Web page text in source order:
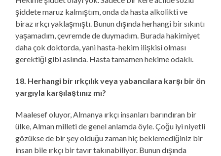
şiddete maruz kalmıştım, onda da hasta alkolikti ve
biraz ırkçı yaklaşmıştı. Bunun dışında herhangi bir sıkıntı
yaşamadım, çevremde de duymadım. Burada hakimiyet
daha çok doktorda, yani hasta-hekim ilişkisi olması
gerektiği gibi aslında. Hasta tamamen hekime odaklı.
18. Herhangi bir ırkçılık veya yabancılara karşı bir ön
yargıyla karşılaştınız mı?
Maalesef oluyor, Almanya ırkçı insanları barındıran bir
ülke, Alman milleti de genel anlamda öyle. Çoğu iyi niyetli
gözükse de bir şey olduğu zaman hiç beklemediğiniz bir
insan bile ırkçı bir tavır takınabiliyor. Bunun dışında